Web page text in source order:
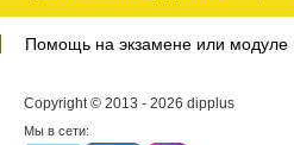
Помощь на экзамене или модуле
Copyright © 2013 - 2026 dipplus
Мы в сети: